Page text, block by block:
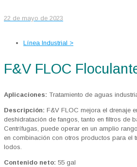
22 de mayo de 2023
Línea Industrial >
F&V FLOC
Aplicaciones: Tratamiento de aguas
Descripción: F&V FLOC mejora el drenaje
deshidratación de fangos, tanto en filtros de
Centrífugas, puede operar en un amplio
en combinación con otros productos para el
lodos.
Contenido neto: 55 gal